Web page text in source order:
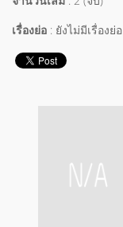
เรื่องย่อ : ยังไม่มีเรื่องย่อ